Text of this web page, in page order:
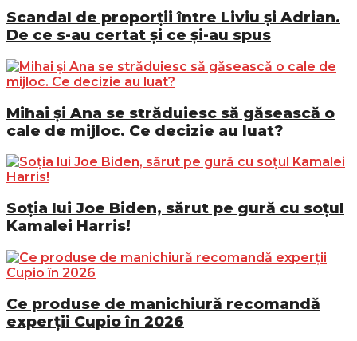
Scandal de proporții între Liviu și Adrian.
De ce s-au certat și ce și-au spus
Mihai și Ana se străduiesc să găsească o
cale de mijloc. Ce decizie au luat?
Soția lui Joe Biden, sărut pe gură cu soțul
Kamalei Harris!
Ce produse de manichiură recomandă
experții Cupio în 2026